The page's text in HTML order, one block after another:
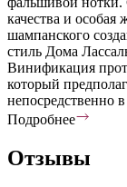
качества и особая
шампанского
стиль Дома
Винификация
который
непосредственно
Подробнее
Отзывы